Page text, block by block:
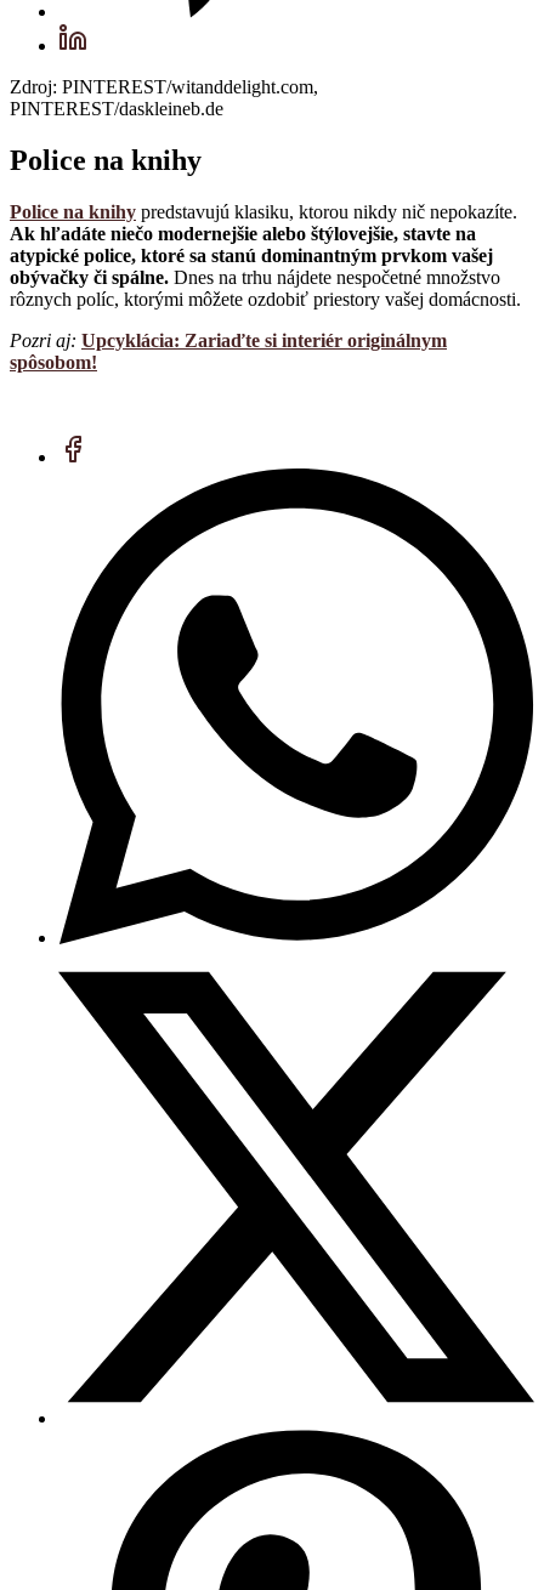
Zdroj: PINTEREST/witanddelight.com,
PINTEREST/daskleineb.de
Police na knihy
Police na knihy predstavujú klasiku, ktorou nikdy nič nepokazíte.
Ak hľadáte niečo modernejšie alebo štýlovejšie, stavte na
atypické police, ktoré sa stanú dominantným prvkom vašej
obývačky či spálne. Dnes na trhu nájdete nespočetné množstvo
rôznych políc, ktorými môžete ozdobiť priestory vašej domácnosti.
Pozri aj: Upcyklácia: Zariaďte si interiér originálnym
spôsobom!